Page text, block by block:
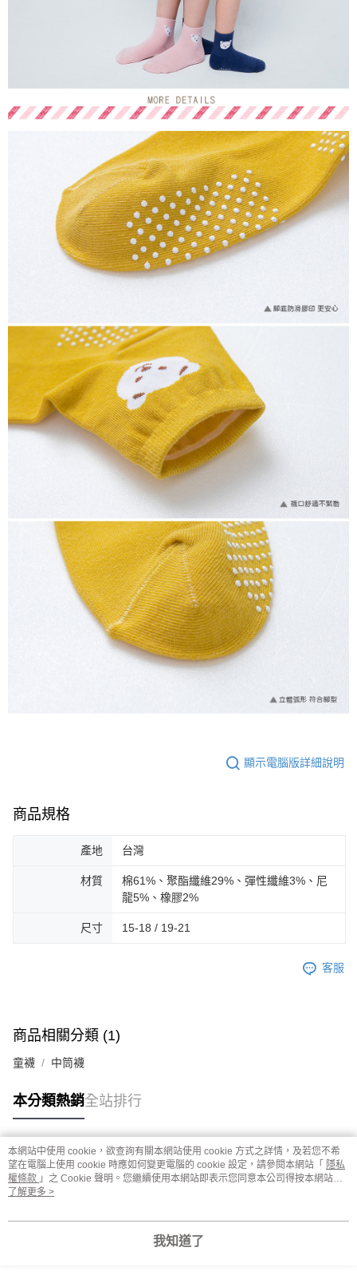
顯示電腦版詳細說明
商品規格
產地 台灣
材質
棉61%、聚酯纖維29%、彈性纖維3%、尼
龍5%、橡膠2%
尺寸 15-18 / 19-21
客服
商品相關分類 (1)
童襪 中筒襪
本分類熱銷全站排行
熱門標籤
本網站中使用 cookie，欲查詢有關本網站使用 cookie 方式之詳情，及若您不希
望在電腦上使用 cookie 時應如何變更電腦的 cookie 設定，請參閱本網站「 隱私
權條款 」之 Cookie 聲明。您繼續使用本網站即表示您同意本公司得按本網站使
用條款之 Cookie 聲明使用 cookie。
了解更多 >
我知道了